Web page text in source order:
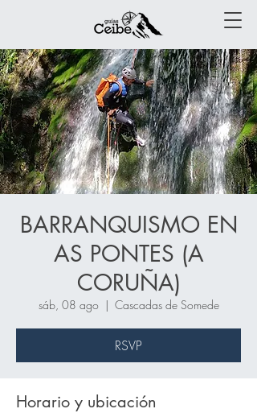
BARRANQUISMO EN
AS PONTES (A
CORUÑA)
sáb, 08 ago
  |
Cascadas de Somede
RSVP
Horario y ubicación